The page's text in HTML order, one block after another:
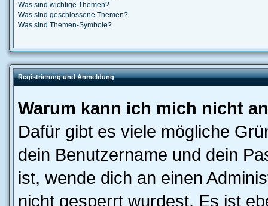
Was sind wichtige Themen?
Was sind geschlossene Themen?
Was sind Themen-Symbole?
Registrierung und Anmeldung
Warum kann ich mich nicht
Dafür gibt es viele mögliche
dein Benutzername und dein
ist, wende dich an einen
nicht gesperrt wurdest. Es ist